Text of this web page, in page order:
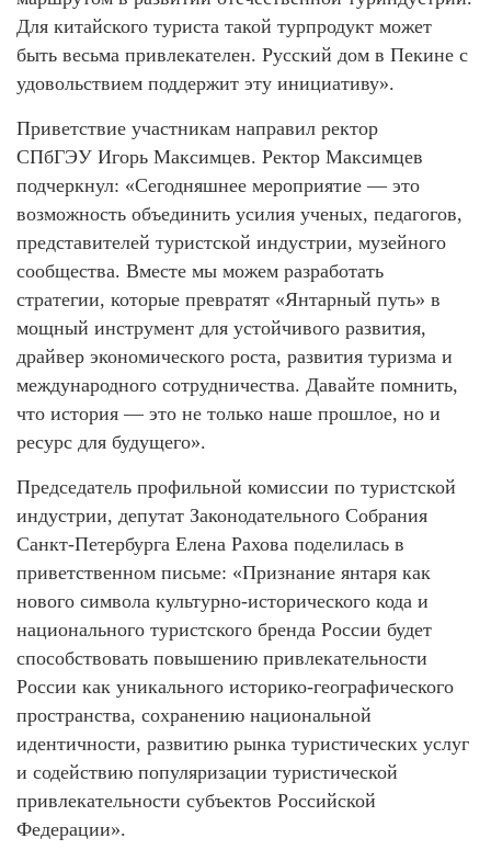
Для китайского туриста такой турпродукт может
быть весьма привлекателен. Русский дом в Пекине с
удовольствием поддержит эту инициативу».
Приветствие участникам направил ректор
СПбГЭУ Игорь Максимцев. Ректор Максимцев
подчеркнул: «Сегодняшнее мероприятие — это
возможность объединить усилия ученых, педагогов,
представителей туристской индустрии, музейного
сообщества. Вместе мы можем разработать
стратегии, которые превратят «Янтарный путь» в
мощный инструмент для устойчивого развития,
драйвер экономического роста, развития туризма и
международного сотрудничества. Давайте помнить,
что история — это не только наше прошлое, но и
ресурс для будущего».
Председатель профильной комиссии по туристской
индустрии, депутат Законодательного Собрания
Санкт-Петербурга Елена Рахова поделилась в
приветственном письме: «Признание янтаря как
нового символа культурно-исторического кода и
национального туристского бренда России будет
способствовать повышению привлекательности
России как уникального историко-географического
пространства, сохранению национальной
идентичности, развитию рынка туристических услуг
и содействию популяризации туристической
привлекательности субъектов Российской
Федерации».